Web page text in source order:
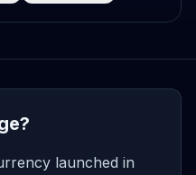
launched in